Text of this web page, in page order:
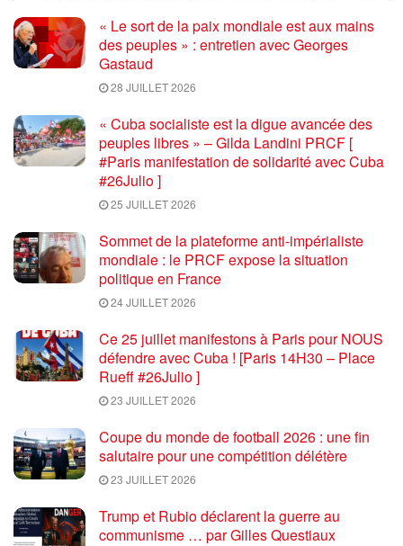
« Le sort de la paix mondiale est aux mains
des peuples » : entretien avec Georges
Gastaud
28 JUILLET 2026
« Cuba socialiste est la digue avancée des
peuples libres » – Gilda Landini PRCF [
#Paris manifestation de solidarité avec Cuba
#26Julio ]
25 JUILLET 2026
Sommet de la plateforme anti-impérialiste
mondiale : le PRCF expose la situation
politique en France
24 JUILLET 2026
Ce 25 juillet manifestons à Paris pour NOUS
défendre avec Cuba ! [Paris 14H30 – Place
Rueff #26Julio ]
23 JUILLET 2026
Coupe du monde de football 2026 : une fin
salutaire pour une compétition délétère
23 JUILLET 2026
Trump et Rubio déclarent la guerre au
communisme … par Gilles Questiaux